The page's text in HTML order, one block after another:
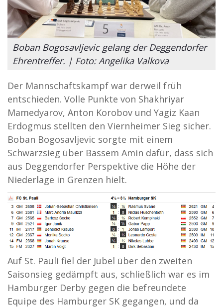
Boban Bogosavljevic gelang der Deggendorfer
Ehrentreffer. | Foto: Angelika Valkova
Der Mannschaftskampf war derweil früh
entschieden. Volle Punkte von Shakhriyar
Mamedyarov, Anton Korobov und Yagiz Kaan
Erdogmus stellten den Viernheimer Sieg sicher.
Boban Bogosavljevic sorgte mit einem
Schwarzsieg über Bassem Amin dafür, dass sich
aus Deggendorfer Perspektive die Höhe der
Niederlage in Grenzen hielt.
Auf St. Pauli fiel der Jubel über den zweiten
Saisonsieg gedämpft aus, schließlich war es im
Hamburger Derby gegen die befreundete
Equipe des Hamburger SK gegangen, und da